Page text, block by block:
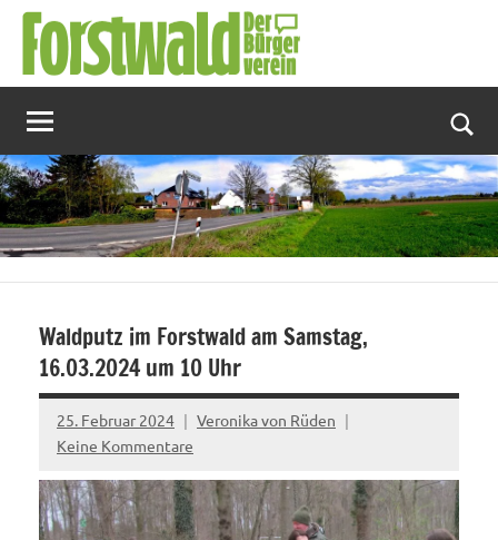
Zum
Inhalt
springen
Waldputz im Forstwald am Samstag,
16.03.2024 um 10 Uhr
25. Februar 2024
Veronika von Rüden
Keine Kommentare